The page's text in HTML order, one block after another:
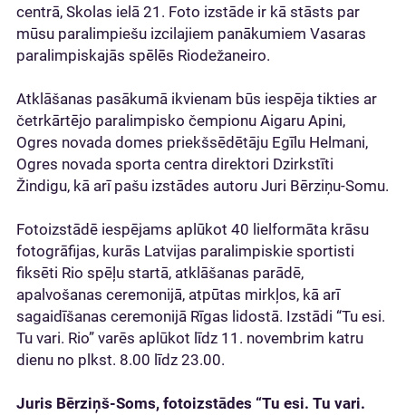
centrā, Skolas ielā 21. Foto izstāde ir kā stāsts par
mūsu paralimpiešu izcilajiem panākumiem Vasaras
paralimpiskajās spēlēs Riodežaneiro.
Atklāšanas pasākumā ikvienam būs iespēja tikties ar
četrkārtējo paralimpisko čempionu Aigaru Apini,
Ogres novada domes priekšsēdētāju Egīlu Helmani,
Ogres novada sporta centra direktori Dzirkstīti
Žindigu, kā arī pašu izstādes autoru Juri Bērziņu-Somu.
Fotoizstādē iespējams aplūkot 40 lielformāta krāsu
fotogrāfijas, kurās Latvijas paralimpiskie sportisti
fiksēti Rio spēļu startā, atklāšanas parādē,
apalvošanas ceremonijā, atpūtas mirkļos, kā arī
sagaidīšanas ceremonijā Rīgas lidostā. Izstādi “Tu esi.
Tu vari. Rio” varēs aplūkot līdz 11. novembrim katru
dienu no plkst. 8.00 līdz 23.00.
Juris Bērziņš-Soms, fotoizstādes “Tu esi. Tu vari.